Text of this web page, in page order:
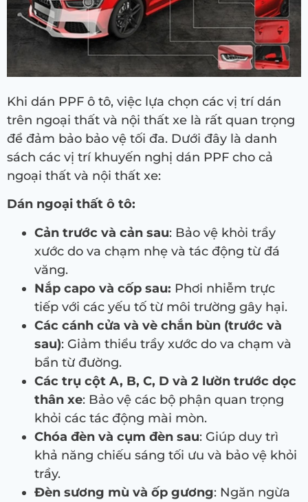
Khi dán PPF ô tô, việc lựa chọn các vị trí dán
trên ngoại thất và nội thất xe là rất quan trọng
để đảm bảo bảo vệ tối đa. Dưới đây là danh
sách các vị trí khuyến nghị dán PPF cho cả
ngoại thất và nội thất xe:
Dán ngoại thất ô tô:
Cản trước và cản sau: Bảo vệ khỏi trầy
xước do va chạm nhẹ và tác động từ đá
văng.
Nắp capo và cốp sau: Phơi nhiễm trực
tiếp với các yếu tố từ môi trường gây hại.
Các cánh cửa và vè chắn bùn (trước và
sau): Giảm thiểu trầy xước do va chạm và
bẩn từ đường.
Các trụ cột A, B, C, D và 2 lườn trước dọc
thân xe: Bảo vệ các bộ phận quan trọng
khỏi các tác động mài mòn.
Chóa đèn và cụm đèn sau: Giúp duy trì
khả năng chiếu sáng tối ưu và bảo vệ khỏi
trầy.
Đèn sương mù và ốp gương: Ngăn ngừa